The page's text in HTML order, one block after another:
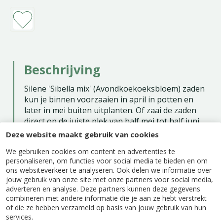
Deze website maakt gebruik van cookies
We gebruiken cookies om content en advertenties te
personaliseren, om functies voor social media te bieden en om
ons websiteverkeer te analyseren. Ook delen we informatie over
jouw gebruik van onze site met onze partners voor social media,
adverteren en analyse. Deze partners kunnen deze gegevens
combineren met andere informatie die je aan ze hebt verstrekt
of die ze hebben verzameld op basis van jouw gebruik van hun
services.
Beschrijving
Silene 'Sibella mix' (Avondkoekoeksbloem) zaden
kun je binnen voorzaaien in april in potten en
later in mei buiten uitplanten. Of zaai de zaden
direct op de juiste plek van half mei tot half juni.
Plantafstand is 50 cm. Geschikt voor een zonnige
Zaaien binnen: maart - mei
Zaaien buiten: april - juni en september
Bloeitijd: juni - oktober
Eénjarig